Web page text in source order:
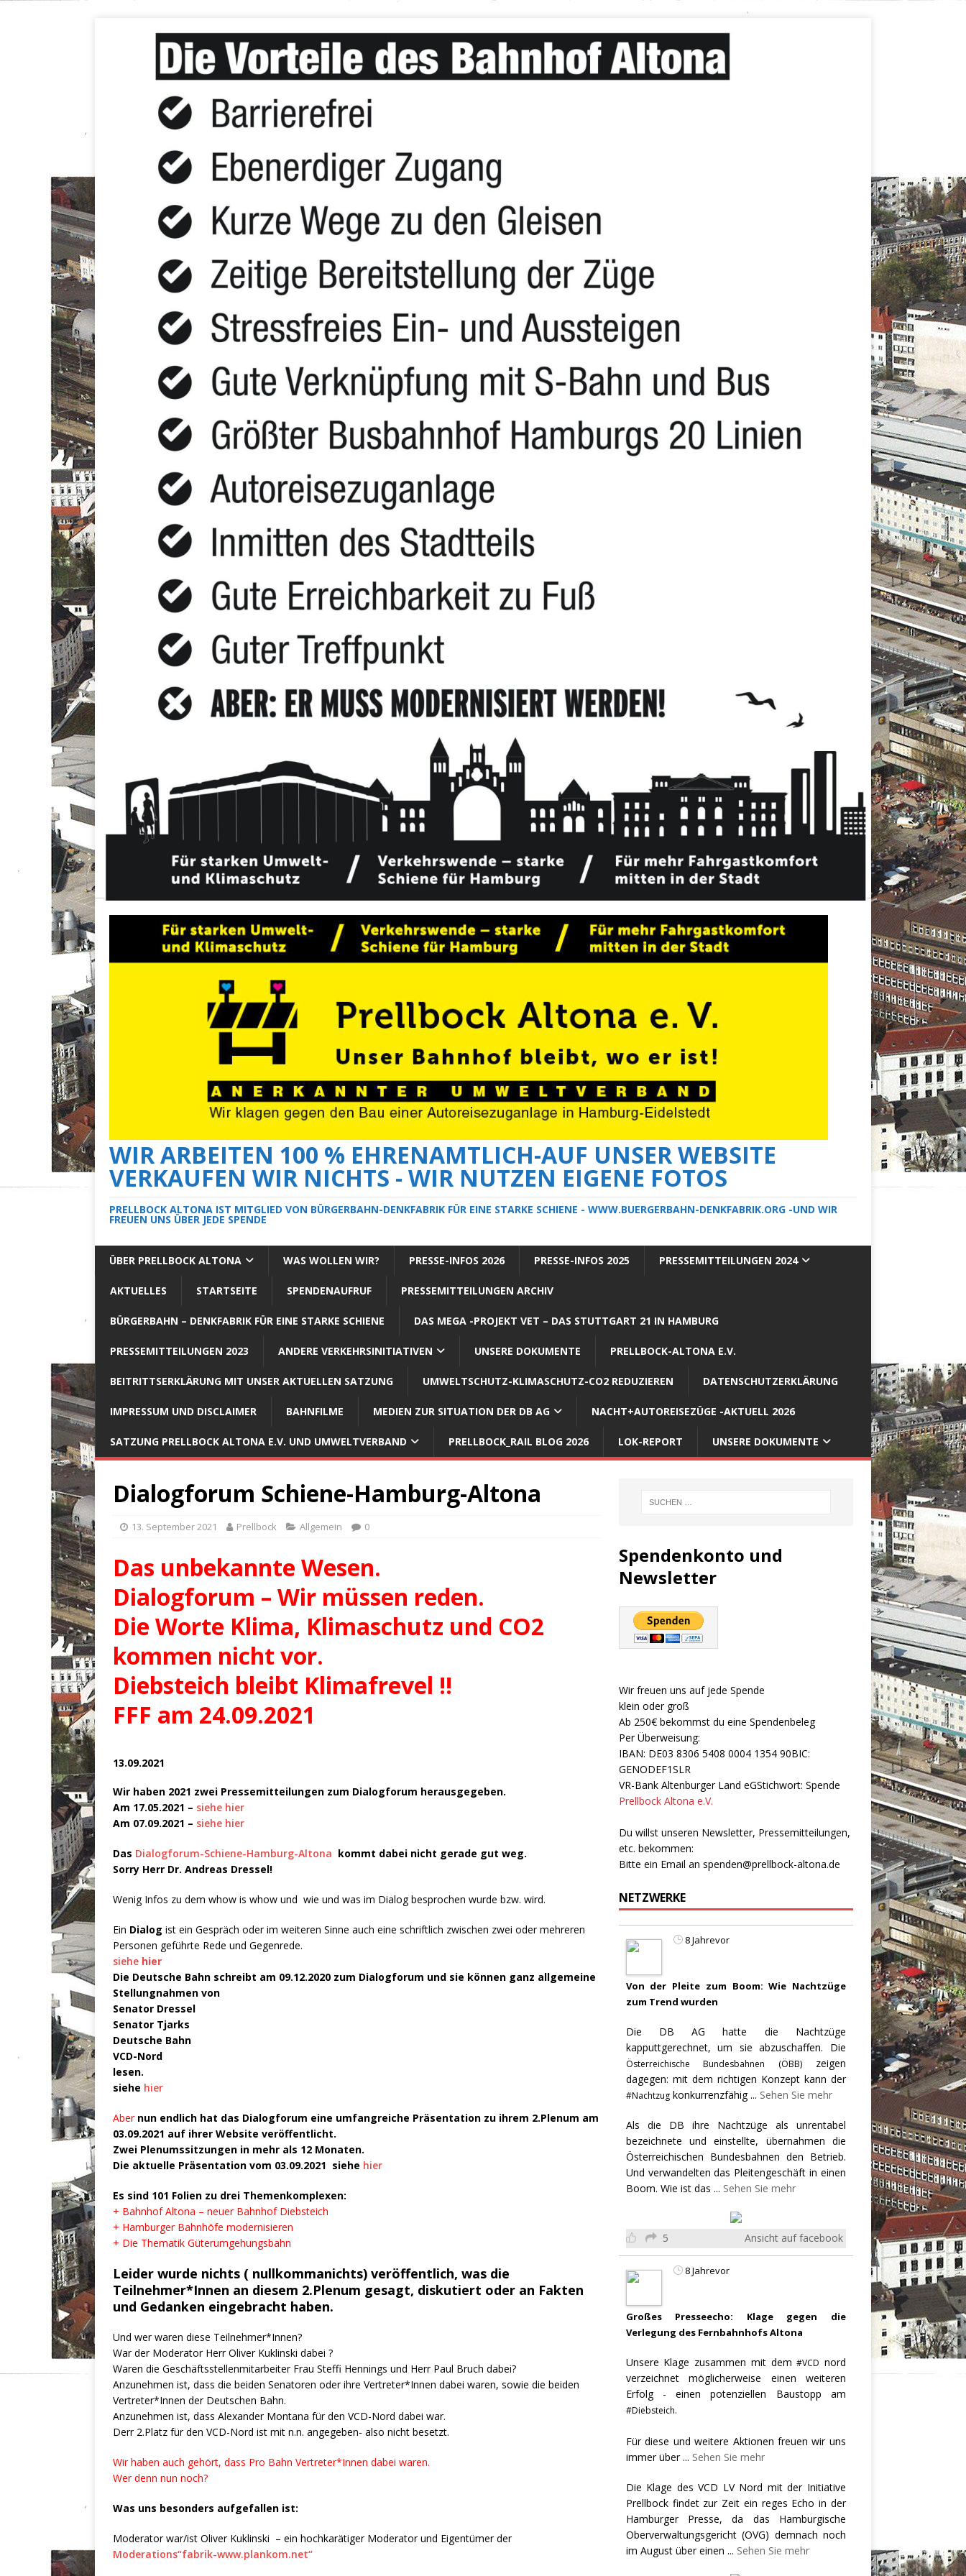
WIR ARBEITEN 100 % EHRENAMTLICH-AUF UNSER WEBSITE
VERKAUFEN WIR NICHTS - WIR NUTZEN EIGENE FOTOS
PRELLBOCK ALTONA IST MITGLIED VON BÜRGERBAHN-DENKFABRIK FÜR EINE STARKE SCHIENE - WWW.BUERGERBAHN-DENKFABRIK.ORG -UND WIR
FREUEN UNS ÜBER JEDE SPENDE
ÜBER PRELLBOCK ALTONA WAS WOLLEN WIR? PRESSE-INFOS 2026 PRESSE-INFOS 2025 PRESSEMITTEILUNGEN 2024
AKTUELLES STARTSEITE SPENDENAUFRUF PRESSEMITTEILUNGEN ARCHIV
BÜRGERBAHN – DENKFABRIK FÜR EINE STARKE SCHIENE DAS MEGA -PROJEKT VET – DAS STUTTGART 21 IN HAMBURG
PRESSEMITTEILUNGEN 2023 ANDERE VERKEHRSINITIATIVEN UNSERE DOKUMENTE PRELLBOCK-ALTONA E.V.
BEITRITTSERKLÄRUNG MIT UNSER AKTUELLEN SATZUNG UMWELTSCHUTZ-KLIMASCHUTZ-CO2 REDUZIEREN DATENSCHUTZERKLÄRUNG
IMPRESSUM UND DISCLAIMER BAHNFILME MEDIEN ZUR SITUATION DER DB AG NACHT+AUTOREISEZÜGE -AKTUELL 2026
SATZUNG PRELLBOCK ALTONA E.V. UND UMWELTVERBAND PRELLBOCK_RAIL BLOG 2026 LOK-REPORT UNSERE DOKUMENTE
Dialogforum Schiene-Hamburg-Altona
13. September 2021 Prellbock Allgemein 0
Das unbekannte Wesen.
Dialogforum – Wir müssen reden.
Die Worte Klima, Klimaschutz und CO2
kommen nicht vor.
Diebsteich bleibt Klimafrevel !!
FFF am 24.09.2021
13.09.2021
Wir haben 2021 zwei Pressemitteilungen zum Dialogforum herausgegeben.
Am 17.05.2021 – siehe hier
Am 07.09.2021 – siehe hier
Das Dialogforum-Schiene-Hamburg-Altona kommt dabei nicht gerade gut weg.
Sorry Herr Dr. Andreas Dressel!
Wenig Infos zu dem whow is whow und wie und was im Dialog besprochen wurde bzw. wird.
Ein Dialog ist ein Gespräch oder im weiteren Sinne auch eine schriftlich zwischen zwei oder mehreren
Personen geführte Rede und Gegenrede.
siehe hier
Die Deutsche Bahn schreibt am 09.12.2020 zum Dialogforum und sie können ganz allgemeine
Stellungnahmen von
Senator Dressel
Senator Tjarks
Deutsche Bahn
VCD-Nord
lesen.
siehe hier
Abernun endlich hat das Dialogforum eine umfangreiche Präsentation zu ihrem 2.Plenum am
03.09.2021 auf ihrer Website veröffentlicht.
Zwei Plenumssitzungen in mehr als 12 Monaten.
Die aktuelle Präsentation vom 03.09.2021 siehe hier
Es sind 101 Folien zu drei Themenkomplexen:
+ Bahnhof Altona – neuer Bahnhof Diebsteich
+ Hamburger Bahnhöfe modernisieren
+ Die Thematik Güterumgehungsbahn
Leider wurde nichts ( nullkommanichts) veröffentlich, was die
Teilnehmer*Innen an diesem 2.Plenum gesagt, diskutiert oder an Fakten
und Gedanken eingebracht haben.
Und wer waren diese Teilnehmer*Innen?
War der Moderator Herr Oliver Kuklinski dabei ?
Waren die Geschäftsstellenmitarbeiter Frau Steffi Hennings und Herr Paul Bruch dabei?
Anzunehmen ist, dass die beiden Senatoren oder ihre Vertreter*Innen dabei waren, sowie die beiden
Vertreter*Innen der Deutschen Bahn.
Anzunehmen ist, dass Alexander Montana für den VCD-Nord dabei war.
Derr 2.Platz für den VCD-Nord ist mit n.n. angegeben- also nicht besetzt.
Wir haben auch gehört, dass Pro Bahn Vertreter*Innen dabei waren.
Wer denn nun noch?
Was uns besonders aufgefallen ist:
Moderator war/ist Oliver Kuklinski – ein hochkarätiger Moderator und Eigentümer der
Moderations“fabrik-www.plankom.net“
Spendenkonto und
Newsletter
Wir freuen uns auf jede Spende
klein oder groß
Ab 250€ bekommst du eine Spendenbeleg
Per Überweisung:
IBAN: DE03 8306 5408 0004 1354 90BIC:
GENODEF1SLR
VR-Bank Altenburger Land eGStichwort: Spende
Prellbock Altona e.V.
Du willst unseren Newsletter, Pressemitteilungen,
etc. bekommen:
Bitte ein Email an spenden@prellbock-altona.de
NETZWERKE
8 Jahrevor
Von der Pleite zum Boom: Wie Nachtzüge
zum Trend wurden
Die DB AG hatte die Nachtzüge
kapputtgerechnet, um sie abzuschaffen. Die
Österreichische Bundesbahnen (ÖBB)zeigen
dagegen: mit dem richtigen Konzept kann der
#Nachtzugkonkurrenzfähig... Sehen Sie mehr
Als die DB ihre Nachtzüge als unrentabel
bezeichnete und einstellte, übernahmen die
Österreichischen Bundesbahnen den Betrieb.
Und verwandelten das Pleitengeschäft in einen
Boom. Wie ist das ... Sehen Sie mehr
5 Ansicht auf facebook
8 Jahrevor
Großes Presseecho: Klage gegen die
Verlegung des Fernbahnhofs Altona
Unsere Klage zusammen mit dem#VCD nord
verzeichnet möglicherweise einen weiteren
Erfolg - einen potenziellen Baustopp am
#Diebsteich.
Für diese und weitere Aktionen freuen wir uns
immer über... Sehen Sie mehr
Die Klage des VCD LV Nord mit der Initiative
Prellbock findet zur Zeit ein reges Echo in der
Hamburger Presse, da das Hamburgische
Oberverwaltungsgericht (OVG) demnach noch
im August über einen ... Sehen Sie mehr